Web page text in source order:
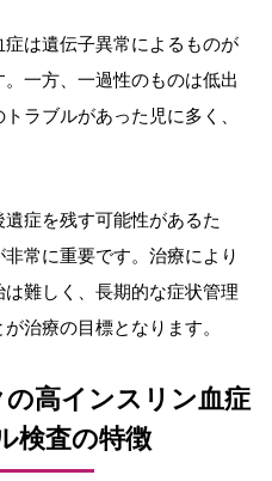
は遺伝子異常によるものが
一方、一過性のものは低出
ラブルがあった児に多く、
症を残す可能性があるた
常に重要です。治療により
難しく、長期的な症状管理
治療の目標となります。
高インスリン血症
検査の特徴